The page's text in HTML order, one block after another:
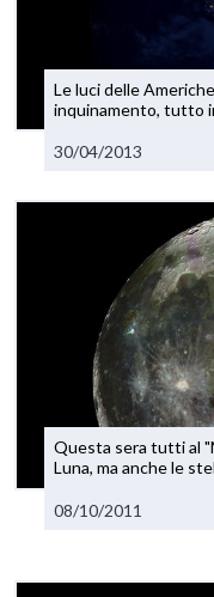
Le luci delle
inquinamento, tutto
30/04/2013
Questa sera tutti al
Luna, ma anche le
08/10/2011